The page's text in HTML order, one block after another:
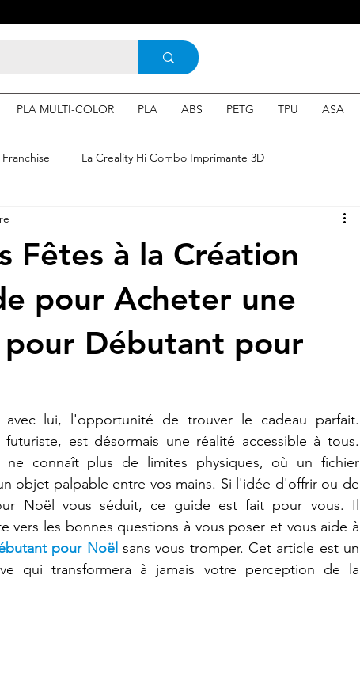
PLA MULTI-COLOR PLA ABS PETG TPU ASA
La Creality Hi Combo Imprimante 3D
3D
Impression 3d en ligne Acheter une machine 3D
SEO Expert en SEO
Refaire une pièce imprimante 3D K2 Plus Combo
Fêtes à la Création
pour Acheter une
Débutant pour
lui, l'opportunité de trouver le cadeau parfait.
est désormais une réalité accessible à tous.
connaît plus de limites physiques, où un fichier
objet palpable entre vos mains. Si l'idée d'offrir ou de
Noël vous séduit, ce guide est fait pour vous. Il
pour Noël sans vous tromper. Cet article est un
qui transformera à jamais votre perception de la